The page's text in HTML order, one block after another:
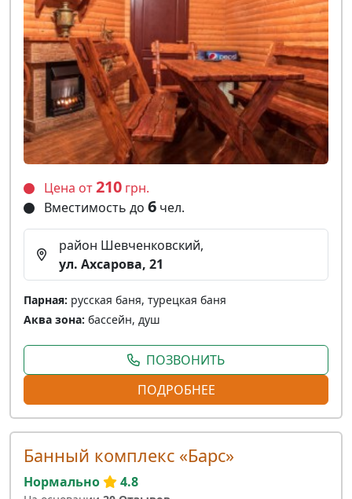
Цена от210 грн.
Вместимость до 6 чел.
район Шевченковский,
ул. Ахсарова, 21
Парная: русская баня, турецкая баня
Аква зона: бассейн, душ
ПОЗВОНИТЬ
ПОДРОБНЕЕ
Банный комплекс «Барс»
Нормально 4.8